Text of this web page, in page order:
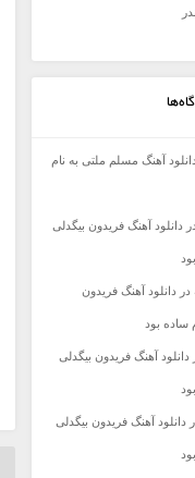
زاده
گلزار آهنگ مسلم ملتی به نام
دانلود آهنگ فریدون بیگدلی
در دانلود آهنگ فریدون
ساده بود
دانلود آهنگ فریدون بیگدلی
دانلود آهنگ فریدون بیگدلی